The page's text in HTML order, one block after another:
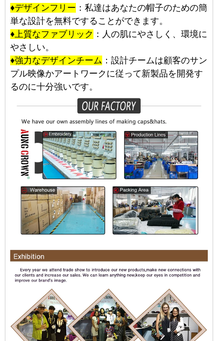
♦デザインフリー ：私達はあなたの帽子のための簡
単な設計を無料ですることができます。
♦上質なファブリック ：人の肌にやさしく、環境に
やさしい。
♦強力なデザインチーム ：設計チームは顧客のサン
プル映像かアートワークに従って新製品を開発す
るのに十分強いです。